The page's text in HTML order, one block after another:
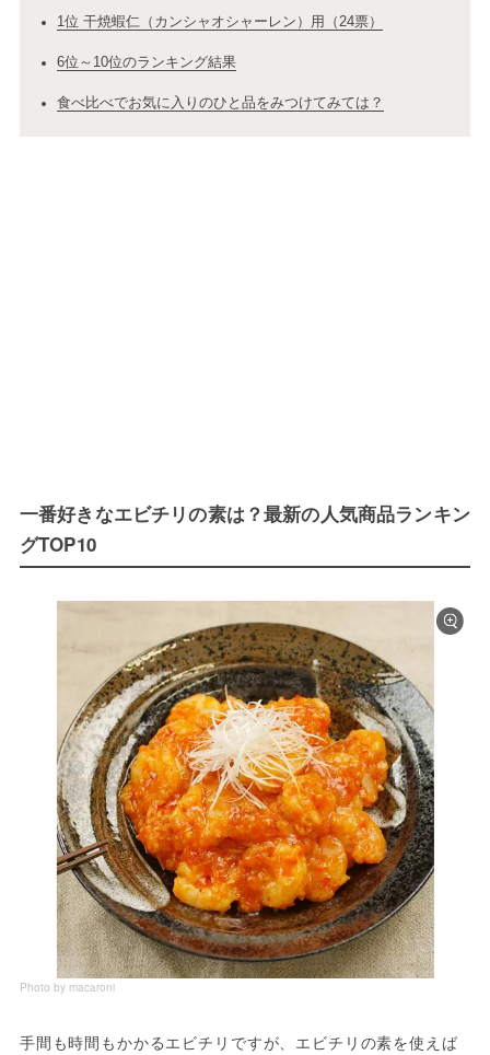
1位 干焼蝦仁（カンシャオシャーレン）用（24票）
6位～10位のランキング結果
食べ比べでお気に入りのひと品をみつけてみては？
一番好きなエビチリの素は？最新の人気商品ランキン
グTOP10
Photo by macaroni
手間も時間もかかるエビチリですが、エビチリの素を使えば